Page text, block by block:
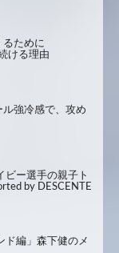
るために
ける理由
ル強冷感で、攻め
ビー選手の親子ト
by DESCENTE
ド編」森下健のメ